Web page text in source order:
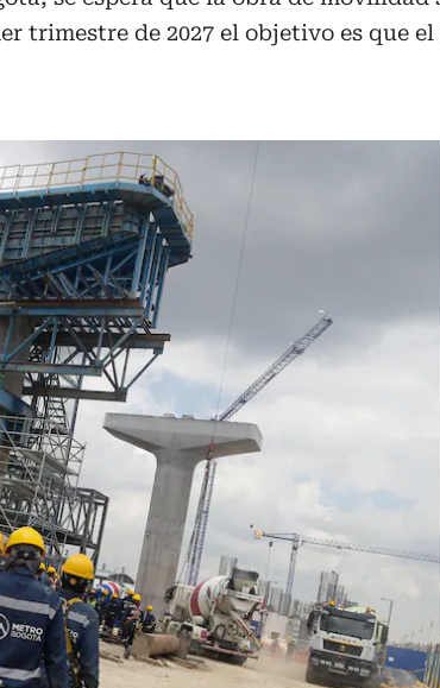
trimestre de 2027 el objetivo es que